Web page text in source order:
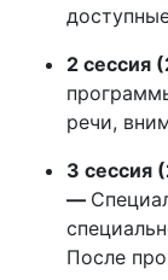
2 сессия
речи,
3 сессия
—
После